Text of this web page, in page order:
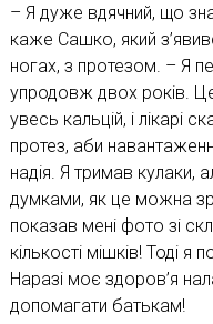
– Я дуже вдячний, що
каже Сашко, який
ногах, з протезом. – Я
упродовж двох років. Це
увесь кальцій, і лікарі
протез, аби
надія. Я тримав кулаки,
думками, як це можна
показав мені фото зі
кількості мішків! Тоді я
Наразі моє здоров’я
допомагати батькам!